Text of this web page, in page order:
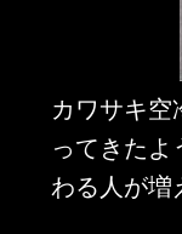
カワサキ
ってきた
わる人が増